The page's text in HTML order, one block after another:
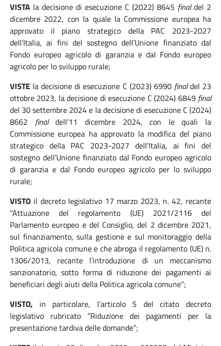
VISTA la decisione di esecuzione C (2022) 8645 finaldel 2
dicembre 2022, con la quale la Commissione europea ha
approvato il piano strategico della PAC 2023-2027
dell’Italia, ai fini del sostegno dell’Unione finanziato dal
Fondo europeo agricolo di garanzia e dal Fondo europeo
agricolo per lo sviluppo rurale;
VISTE la decisione di esecuzione C (2023) 6990 finaldel 23
ottobre 2023, la decisione di esecuzione C (2024) 6849 final
del 30 settembre 2024 e la decisione di esecuzione C (2024)
8662 finaldell’11 dicembre 2024, con le quali la
Commissione europea ha approvato la modifica del piano
strategico della PAC 2023-2027 dell’Italia, ai fini del
sostegno dell’Unione finanziato dal Fondo europeo agricolo
di garanzia e dal Fondo europeo agricolo per lo sviluppo
rurale;
VISTO il decreto legislativo 17 marzo 2023, n. 42, recante
“Attuazione del regolamento (UE) 2021/2116 del
Parlamento europeo e del Consiglio, del 2 dicembre 2021,
sul finanziamento, sulla gestione e sul monitoraggio della
Politica agricola comune e che abroga il regolamento (UE) n.
1306/2013, recante l’introduzione di un meccanismo
sanzionatorio, sotto forma di riduzione dei pagamenti ai
beneficiari degli aiuti della Politica agricola comune”;
VISTO, in particolare, l’articolo 5 del citato decreto
legislativo rubricato “Riduzione dei pagamenti per la
presentazione tardiva delle domande”;